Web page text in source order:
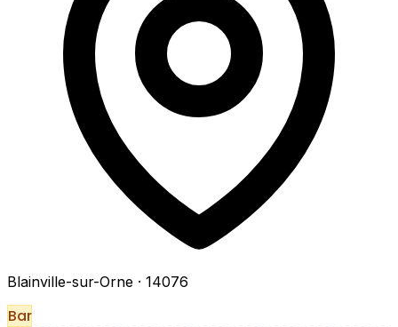
Blainville-sur-Orne · 14076
Bar